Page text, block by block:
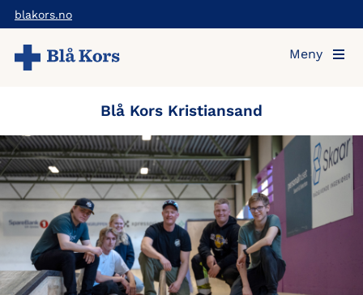
Hopp
til
hovedinnholdet
blakors.no
Meny
Blå Kors Kristiansand